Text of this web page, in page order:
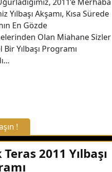
Yılbaşı Akşamı, Kısa Sürede
En Gözde
Olan Miahane Sizler
Yılbaşı Programı
!
2011 Yılbaşı